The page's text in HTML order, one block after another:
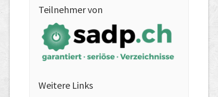
Teilnehmer von
Weitere Links